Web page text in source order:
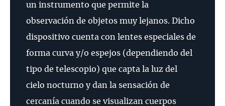
un instrumento que permite la
observación de objetos muy lejanos. Dicho
dispositivo cuenta con lentes especiales de
forma curva y/o espejos (dependiendo del
tipo de telescopio) que capta la luz del
cielo nocturno y dan la sensación de
cercanía cuando se visualizan cuerpos